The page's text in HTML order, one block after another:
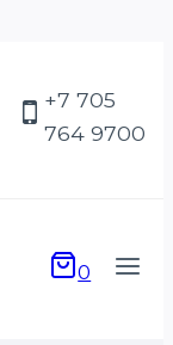
+7 705
764 9700
0